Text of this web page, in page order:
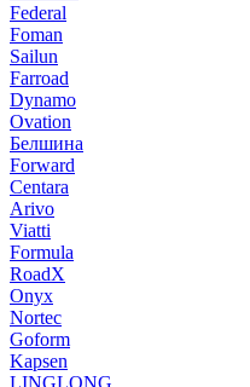
Federal
Foman
Sailun
Farroad
Dynamo
Ovation
Белшина
Forward
Centara
Arivo
Viatti
Formula
RoadX
Onyx
Nortec
Goform
Kapsen
LINGLONG